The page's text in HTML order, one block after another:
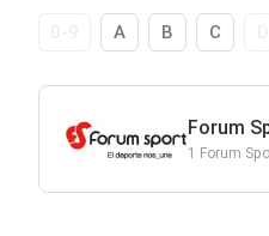
A B C
Forum
1 Forum